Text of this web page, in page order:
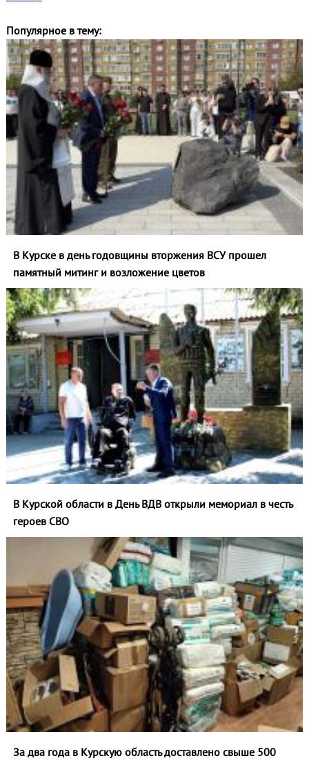
Популярное в тему:
В Курске в день годовщины вторжения ВСУ прошел
памятный митинг и возложение цветов
В Курской области в День ВДВ открыли мемориал в честь
героев СВО
За два года в Курскую область доставлено свыше 500